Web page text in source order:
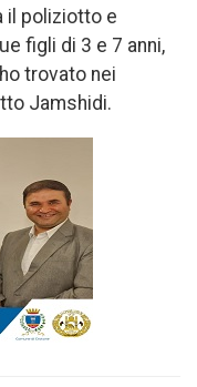
il poliziotto e
figli di 3 e 7 anni,
trovato nei
Jamshidi.